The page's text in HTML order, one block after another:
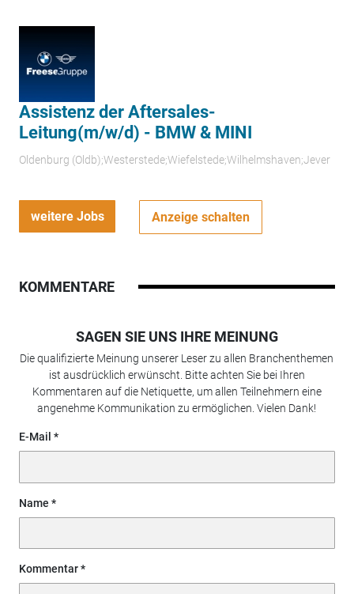
Assistenz der Aftersales-
Leitung(m/w/d) - BMW & MINI
Oldenburg (Oldb);Westerstede;Wiefelstede;Wilhelmshaven;Jever
weitere Jobs Anzeige schalten
KOMMENTARE
SAGEN SIE UNS IHRE MEINUNG
Die qualifizierte Meinung unserer Leser zu allen Branchenthemen
ist ausdrücklich erwünscht. Bitte achten Sie bei Ihren
Kommentaren auf die Netiquette, um allen Teilnehmern eine
angenehme Kommunikation zu ermöglichen. Vielen Dank!
E-Mail
Name
Kommentar